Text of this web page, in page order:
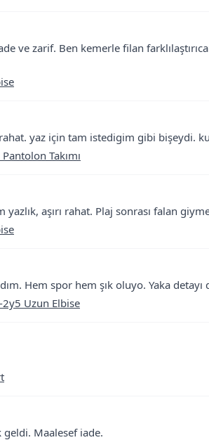
ve zarif. Ben kemerle filan
rahat. yaz için tam istedigim gibi bişeydi.
Takımı
yazlık, aşırı rahat. Plaj sonrası falan
Hem spor hem şık oluyo. Yaka detayı
Uzun Elbise
geldi. Maalesef iade.